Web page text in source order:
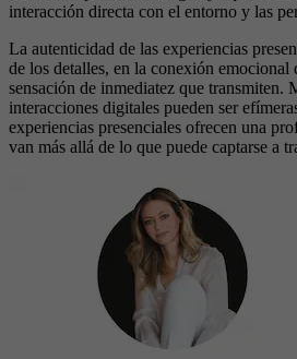
interacción directa con el entorno y las
La autenticidad de las experiencias
de los detalles, en la conexión emocional
sensación de inmediatez que transmiten.
interacciones digitales pueden ser
experiencias presenciales ofrecen una
van más allá de lo que puede captarse a